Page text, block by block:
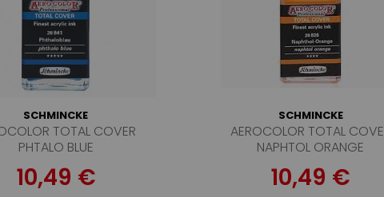
SCHMINCKE
TOTAL COVER
PHTALO BLUE
10,49 €
SCHMINCKE
AEROCOLOR TOTAL
NAPHTOL ORANGE
10,49 €